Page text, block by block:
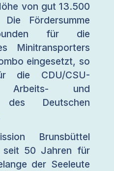
von gut 13.500
Fördersumme
für die
Minitransporters
eingesetzt, so
die CDU/CSU-
und
des Deutschen
Brunsbüttel
50 Jahren für
der Seeleute